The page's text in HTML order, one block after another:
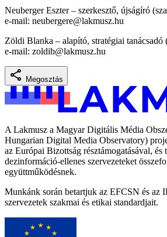
Neuberger Eszter – szerkesztő, újságíró
e-mail: neubergere@lakmusz.hu
Zöldi Blanka – alapító, stratégiai tanácsadó
e-mail: zoldib@lakmusz.hu
Megosztás
A Lakmusz a Magyar Digitális Média
Hungarian Digital Media Observatory)
az Európai Bizottság résztámogatásával, és
dezinformáció-ellenes szervezeteket
együttműködésnek.
Munkánk során betartjuk az EFCSN és az
szervezetek szakmai és etikai standardjait.